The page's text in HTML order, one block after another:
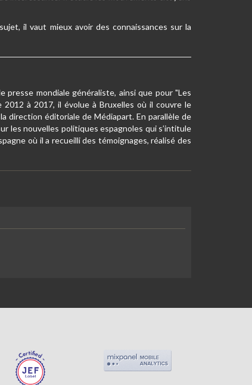
il vaut mieux avoir des connaissances sur la
presse mondiale généraliste, ainsi que pour "Les
à 2017, il évolue à Bruxelles où il couvre le
direction éditoriale de Médiapart. En parallèle de
les nouvelles politiques espagnoles qui s’intitule
où il a recueilli des témoignages, réalisé des